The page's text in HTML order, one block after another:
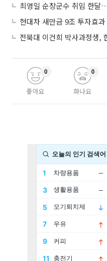
좋아요
0
화나요
0